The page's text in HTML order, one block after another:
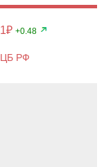
+0.48
ЦБ РФ